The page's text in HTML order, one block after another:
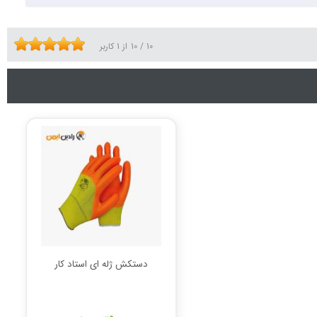
10 / 10 از 1 کاربر
دستکش ژله ای استاد کار